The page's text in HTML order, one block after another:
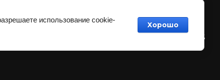
— megagroup.ru, сайты
с CMS
использование cookie-
Хорошо